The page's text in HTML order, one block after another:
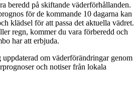
beredd på skiftande väderförhållanden.
för de kommande 10 dagarna kan
klädsel för att passa det aktuella vädret.
regn, kommer du vara förberedd och
har att erbjuda.
om väderförändringar genom
och notiser från lokala